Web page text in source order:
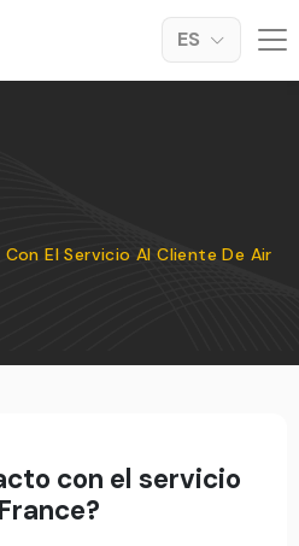
ES
El Servicio Al Cliente De Air
con el servicio